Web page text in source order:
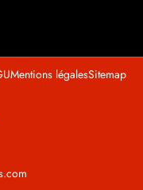
Mentions légalesSitemap